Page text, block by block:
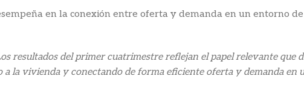
en la conexión entre oferta y demanda en un entorno
resultados del primer cuatrimestre reflejan el papel relevante que
la vivienda y conectando de forma eficiente oferta y demanda en